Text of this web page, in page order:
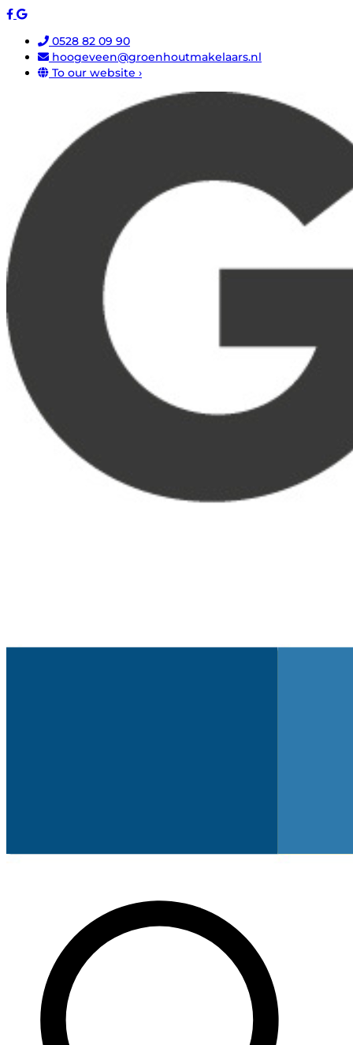
0528 82 09 90
hoogeveen@groenhoutmakelaars.nl
To our website ›